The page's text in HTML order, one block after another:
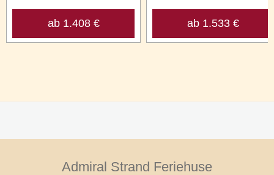
ab 1.408 € ab 1.533 €
Admiral Strand Feriehuse